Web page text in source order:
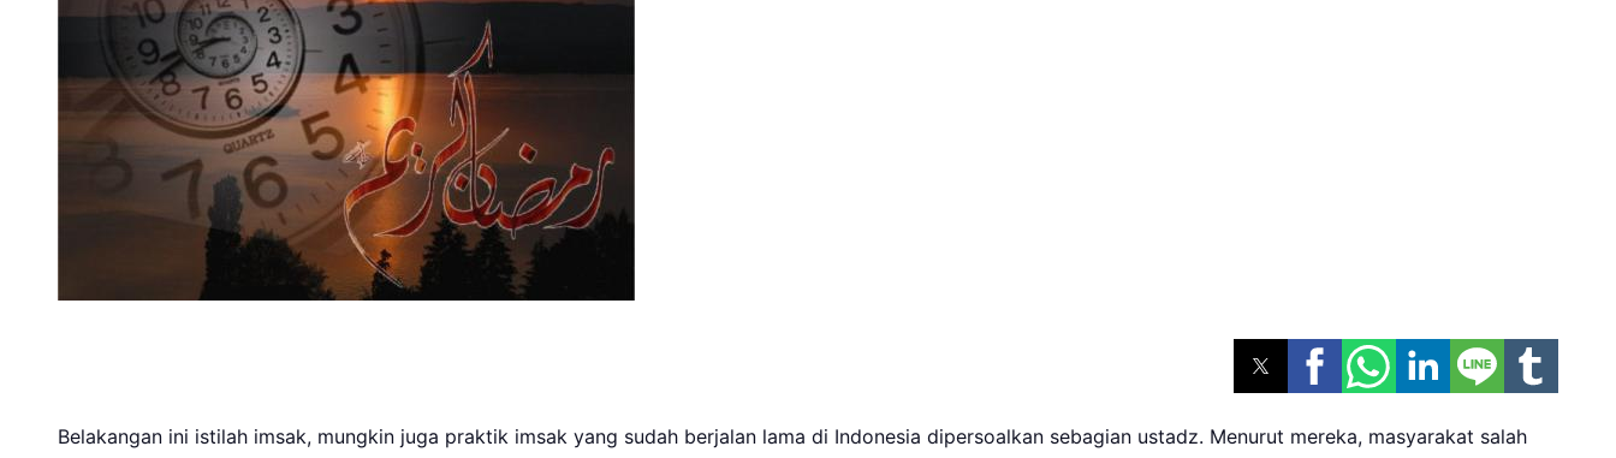
Belakangan ini istilah imsak, mungkin juga praktik imsak yang sudah berjalan lama di Indonesia dipersoalkan sebagian ustadz. Menurut mereka, masyarakat salah